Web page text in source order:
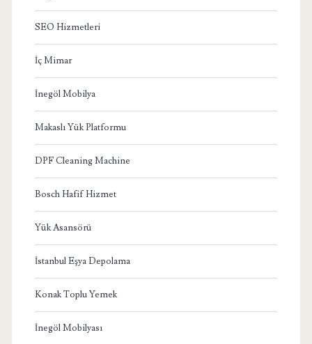
SEO Hizmetleri
İç Mimar
İnegöl Mobilya
Makaslı Yük Platformu
DPF Cleaning Machine
Bosch Hafif Hizmet
Yük Asansörü
İstanbul Eşya Depolama
Konak Toplu Yemek
İnegöl Mobilyası